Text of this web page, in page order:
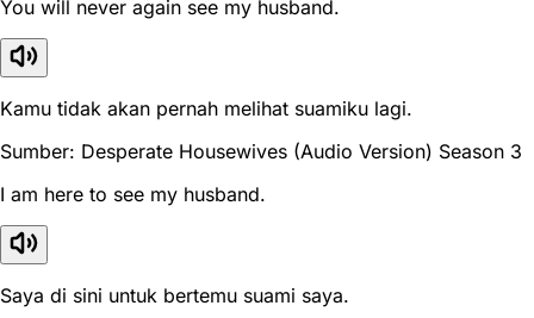
You will never again see my husband.
Kamu tidak akan pernah melihat suamiku lagi.
Sumber: Desperate Housewives (Audio Version) Season 3
I am here to see my husband.
Saya di sini untuk bertemu suami saya.